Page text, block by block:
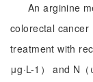
An arginine
colorectal cancer
treatment with
μg·L-1） and N